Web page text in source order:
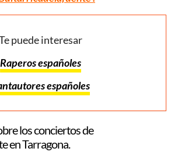
puede interesar
Raperos españoles
españoles
los conciertos de
en Tarragona.